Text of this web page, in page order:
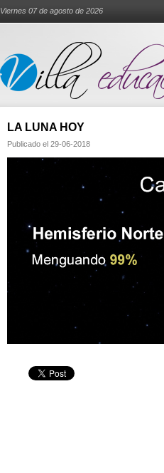
Viernes 07 de agosto de 2026
LA LUNA HOY
Publicado el 29-06-2018